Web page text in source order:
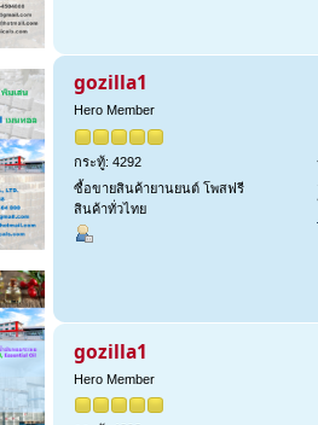
gozilla1
Hero Member
กระทู้: 4292
ซื้อขายสินค้ายานยนต์ โพสฟรี
สินค้าทั่วไทย
gozilla1
Hero Member